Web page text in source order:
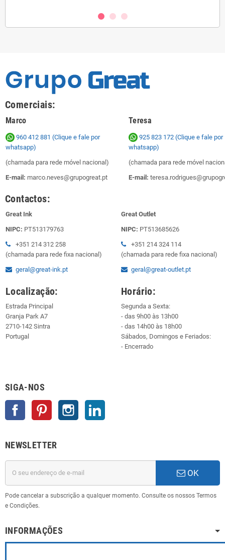
Comerciais:
Marco Teresa
960 412 881 (Clique e fale por
whatsapp)
(chamada para rede móvel nacional)
E-mail: marco.neves@grupogreat.pt
925 823 172 (Clique e fale por
whatsapp)
(chamada para rede móvel
E-mail:
Contactos:
Great Ink
NIPC: PT513179763
+351 214 312 258
(chamada para rede fixa nacional)
geral@great-ink.pt
Great Outlet
NIPC: PT513685626
+351 214 324 114
(chamada para rede fixa nacional)
geral@great-outlet.pt
Localização:
Estrada Principal
Granja Park A7
2710-142 Sintra
Portugal
Horário:
Segunda a Sexta:
- das 9h00 às 13h00
- das 14h00 às 18h00
Sábados, Domingos e Feriados:
- Encerrado
SIGA-NOS
Facebook Pinterest Instagram
NEWSLETTER
OK
Pode cancelar a subscrição a qualquer momento. Consulte os nossos Termos
e Condições.
INFORMAÇÕES